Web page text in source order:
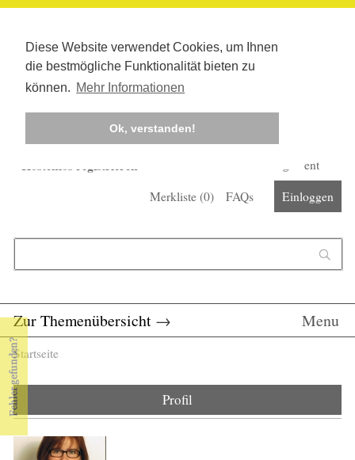
Diese Website verwendet Cookies, um Ihnen
die bestmögliche Funktionalität bieten zu
können. Mehr Informationen
Ok, verstanden!
Kostenlos registrieren
Corona-Management
Merkliste (0) FAQs Einloggen
Zur Themenübersicht → Menu
Sie sind hier
Startseite
Profil